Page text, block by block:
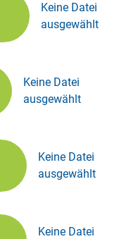
Keine Datei
ausgewählt
Keine Datei
ausgewählt
Keine Datei
ausgewählt
Keine Datei